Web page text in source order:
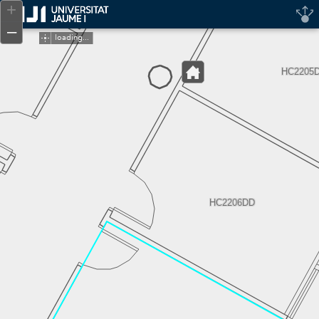
HC2206DD
loading...
+
–